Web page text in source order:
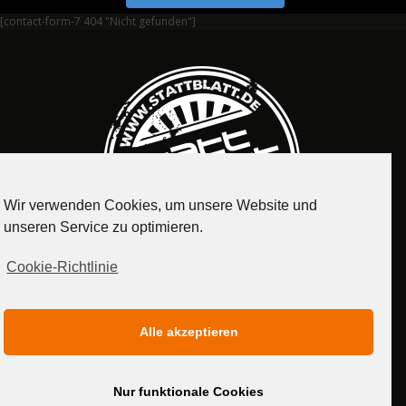
[contact-form-7 404 "Nicht gefunden"]
MEDIADATEN
Wir verwenden Cookies, um unsere Website und
unseren Service zu optimieren.
Cookie-Richtlinie
Alle akzeptieren
Nur funktionale Cookies